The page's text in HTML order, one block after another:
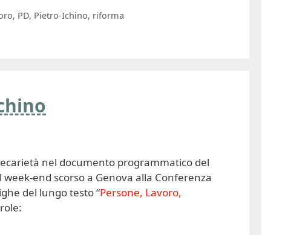
, PD, Pietro-Ichino, riforma
nel documento programmatico del
end scorso a Genova alla Conferenza
del lungo testo “Persone, Lavoro,